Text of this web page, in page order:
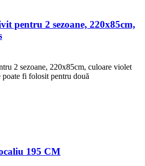
pentru 2 sezoane, 220x85cm,
2 sezoane, 220x85cm, culoare violet
fi folosit pentru două
195 CM